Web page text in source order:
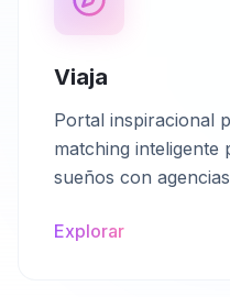
Viaja
Portal inspiracional
matching
sueños con
Explorar